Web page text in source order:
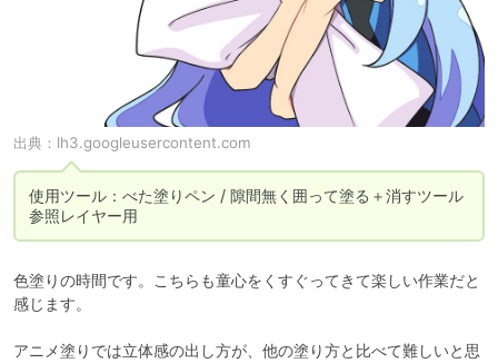
出典： lh3.googleusercontent.com
使用ツール：べた塗りペン / 隙間無く囲って塗る＋消すツール
参照レイヤー用
色塗りの時間です。こちらも童心をくすぐってきて楽しい作業だと
感じます。
アニメ塗りでは立体感の出し方が、他の塗り方と比べて難しいと思